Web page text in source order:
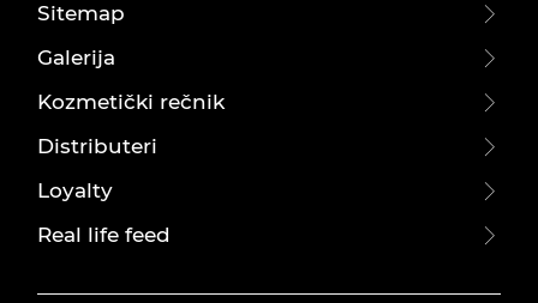
Sitemap
Galerija
Kozmetički rečnik
Distributeri
Loyalty
Real life feed